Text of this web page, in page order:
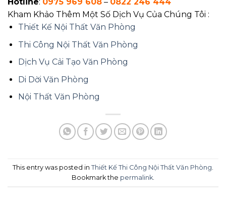
Kham Khảo Thêm Một Số Dịch Vụ Của Chúng Tôi :
Thiết Kế Nội Thất Văn Phòng
Thi Công Nội Thất Văn Phòng
Dịch Vụ Cải Tạo Văn Phòng
Di Dời Văn Phòng
Nội Thất Văn Phòng
This entry was posted in Thiết Kế Thi Công Nội Thất Văn Phòng
Bookmark the permalink